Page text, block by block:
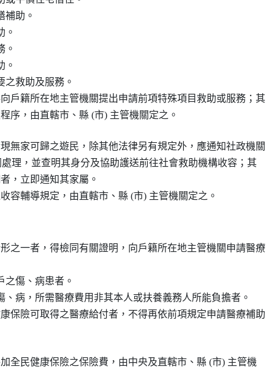
補助。
。
。
。
之救助及服務。
戶籍所在地主管機關提出申請前項特殊項目救助或服務；其
序，由直轄市、縣 (市) 主管機關定之。
無家可歸之遊民，除其他法律另有規定外，應通知社政機關
理，並查明其身分及協助護送前往社會救助機構收容；其
，立即通知其家屬。
容輔導規定，由直轄市、縣 (市) 主管機關定之。
之一者，得檢同有關證明，向戶籍所在地主管機關申請醫療
之傷、病患者。
、病，所需醫療費用非其本人或扶養義務人所能負擔者。
保險可取得之醫療給付者，不得再依前項規定申請醫療補助
全民健康保險之保險費，由中央及直轄市、縣 (市) 主管機